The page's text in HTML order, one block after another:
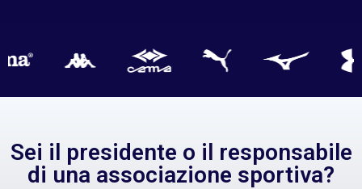
Sei il presidente o il responsabile
di una associazione sportiva?